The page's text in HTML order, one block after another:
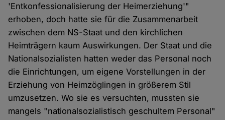
'Entkonfessionalisierung der Heimerziehung'"
erhoben, doch hatte sie für die Zusammenarbeit
zwischen dem NS-Staat und den kirchlichen
Heimträgern kaum Auswirkungen. Der Staat und die
Nationalsozialisten hatten weder das Personal noch
die Einrichtungen, um eigene Vorstellungen in der
Erziehung von Heimzöglingen in größerem Stil
umzusetzen. Wo sie es versuchten, mussten sie
mangels "nationalsozialistisch geschultem Personal"